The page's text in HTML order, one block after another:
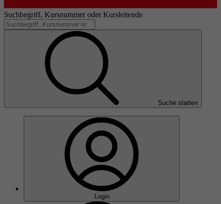
Suchbegriff, Kursnummer oder Kursleitende
Suche starten
Login